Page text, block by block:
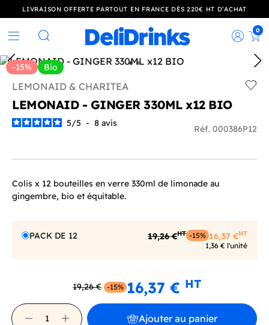
LIVRAISON OFFERTE PARTOUT EN FRANCE DÈS 220€ HT D’ACHAT
Rechercher
0
-15% Bio
LEMONAID & CHARITEA
LEMONAID - GINGER 330ML x12 BIO
5/5 - 8 avis
Réf. 000386P12
Colis x 12 bouteilles en verre 330ml de limonade au
gingembre, bio et équitable.
PACK DE 12 19,26 €HT -15% 16,37 €HT
1,36 € l'unité
19,26 € -15% 16,37 € HT
Ajouter au panier